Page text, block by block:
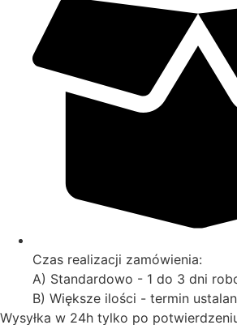
Czas realizacji zamówienia:
A) Standardowo - 1 do 3 dni
B) Większe ilości - termin
Wysyłka w 24h tylko po